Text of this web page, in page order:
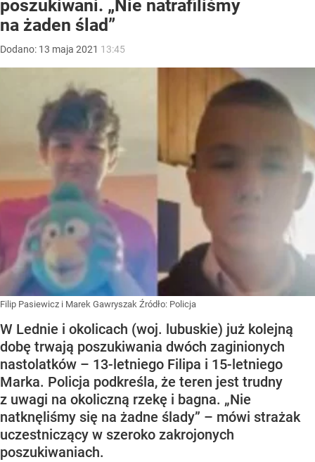
poszukiwani. „Nie natrafiliśmy
na żaden ślad”
Dodano: 13 maja 2021 13:45
Filip Pasiewicz i Marek Gawryszak Źródło: Policja
W Lednie i okolicach (woj. lubuskie) już kolejną
dobę trwają poszukiwania dwóch zaginionych
nastolatków – 13-letniego Filipa i 15-letniego
Marka. Policja podkreśla, że teren jest trudny
z uwagi na okoliczną rzekę i bagna. „Nie
natknęliśmy się na żadne ślady” – mówi strażak
uczestniczący w szeroko zakrojonych
poszukiwaniach.